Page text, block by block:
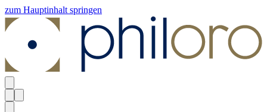
zum Hauptinhalt springen